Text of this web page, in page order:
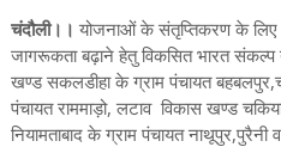
चंदौली।। योजनाओं के संतृप्तिकरण के लिए
जागरूकता बढ़ाने हेतु विकसित भारत
खण्ड सकलडीहा के ग्राम पंचायत
पंचायत राममाड़ो, लटाव विकास खण्ड
नियामताबाद के ग्राम पंचायत